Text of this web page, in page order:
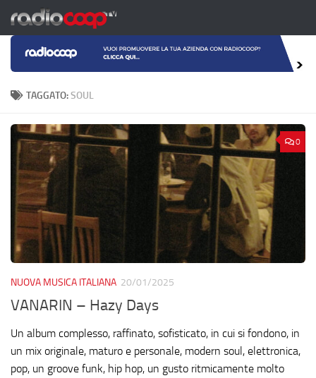
Salta al contenuto
TAGGATO:SOUL
0
NUOVA MUSICA ITALIANA 20/01/2025
VANARIN – Hazy Days
Un album complesso, raffinato, sofisticato, in cui si fondono, in
un mix originale, maturo e personale, modern soul, elettronica,
pop, un groove funk, hip hop, un gusto ritmicamente molto